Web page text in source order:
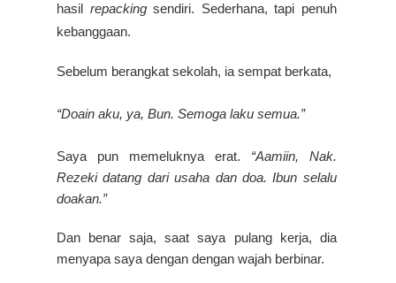
hasil repackingsendiri. Sederhana, tapi penuh
kebanggaan.
Sebelum berangkat sekolah, ia sempat berkata,
“Doain aku, ya, Bun. Semoga laku semua.”
Saya pun memeluknya erat. “Aamiin, Nak.
Rezeki datang dari usaha dan doa. Ibun selalu
doakan.”
Dan benar saja, saat saya pulang kerja, dia
menyapa saya dengan dengan wajah berbinar.